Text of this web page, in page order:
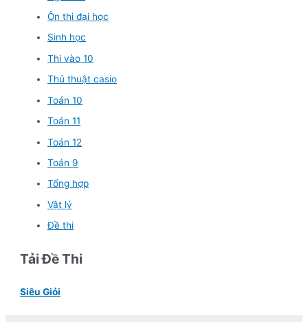
Ôn thi đại học
Sinh học
Thi vào 10
Thủ thuật casio
Toán 10
Toán 11
Toán 12
Toán 9
Tổng hợp
Vật lý
Đề thi
Tải Đề Thi
Siêu Giỏi